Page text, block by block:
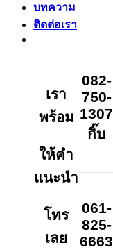
บทความ
ติดต่อเรา
เรา
พร้อม
ให้คำ
แนะนำ
โทร
เลย
082-
750-
1307
กิ๊บ
061-
825-
6663